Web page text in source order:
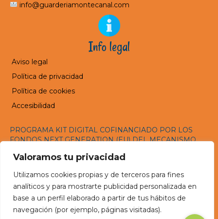
Valoramos tu privacidad
Utilizamos cookies propias y de terceros para fines
analíticos y para mostrarte publicidad personalizada en
base a un perfil elaborado a partir de tus hábitos de
navegación (por ejemplo, páginas visitadas).
info@guarderiamontecanal.com
Info legal
Aviso legal
Política de privacidad
Política de cookies
Accesibilidad
PROGRAMA KIT DIGITAL COFINANCIADO POR LOS
FONDOS NEXT GENERATION (EU) DEL MECANISMO